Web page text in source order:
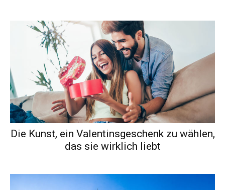
Die Kunst, ein Valentinsgeschenk zu wählen,
das sie wirklich liebt